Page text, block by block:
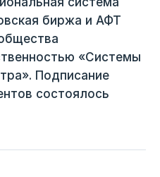
биржа и АФТ
«Системы
Подписание
состоялось